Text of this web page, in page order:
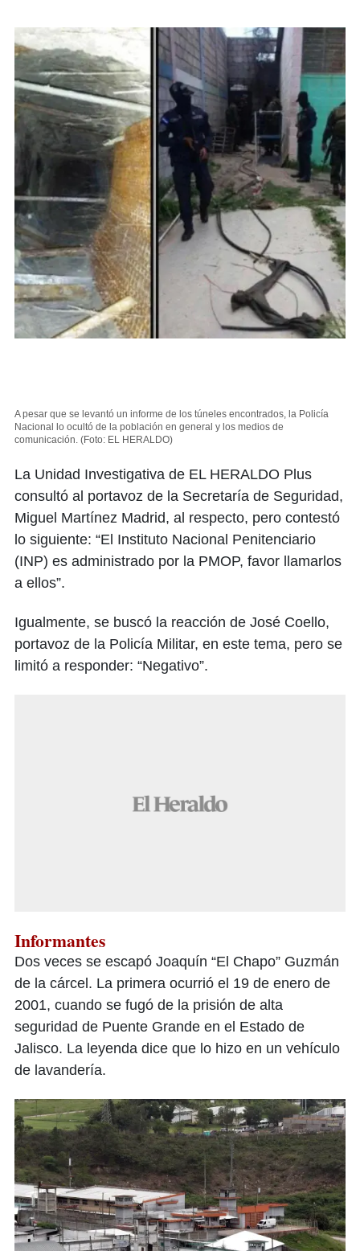
A pesar que se levantó un informe de los túneles encontrados, la Policía
Nacional lo ocultó de la población en general y los medios de
comunicación. (Foto: EL HERALDO)
La Unidad Investigativa de EL HERALDO Plus
consultó al portavoz de la Secretaría de Seguridad,
Miguel Martínez Madrid, al respecto, pero contestó
lo siguiente: “El Instituto Nacional Penitenciario
(INP) es administrado por la PMOP, favor llamarlos
a ellos”.
Igualmente, se buscó la reacción de José Coello,
portavoz de la Policía Militar, en este tema, pero se
limitó a responder: “Negativo”.
Informantes
Dos veces se escapó Joaquín “El Chapo” Guzmán
de la cárcel. La primera ocurrió el 19 de enero de
2001, cuando se fugó de la prisión de alta
seguridad de Puente Grande en el Estado de
Jalisco. La leyenda dice que lo hizo en un vehículo
de lavandería.